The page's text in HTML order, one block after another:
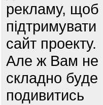
рекламу, щоб
підтримувати
сайт проекту.
Але ж Вам не
складно буде
подивитись